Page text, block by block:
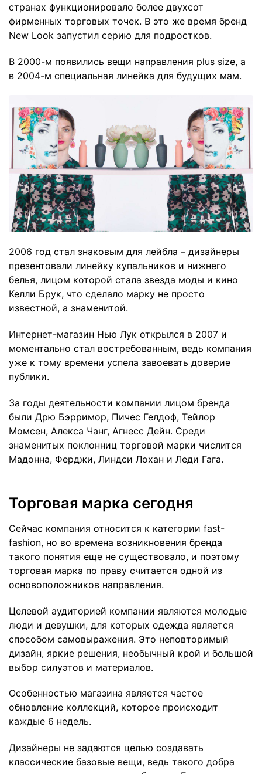
странах функционировало более двухсот
фирменных торговых точек. В это же время бренд
New Look запустил серию для подростков.
В 2000-м появились вещи направления plus size, а
в 2004-м специальная линейка для будущих мам.
2006 год стал знаковым для лейбла – дизайнеры
презентовали линейку купальников и нижнего
белья, лицом которой стала звезда моды и кино
Келли Брук, что сделало марку не просто
известной, а знаменитой.
Интернет-магазин Нью Лук открылся в 2007 и
моментально стал востребованным, ведь компания
уже к тому времени успела завоевать доверие
публики.
За годы деятельности компании лицом бренда
были Дрю Бэрримор, Пичес Гелдоф, Тейлор
Момсен, Алекса Чанг, Агнесс Дейн. Среди
знаменитых поклонниц торговой марки числится
Мадонна, Ферджи, Линдси Лохан и Леди Гага.
Торговая марка сегодня
Сейчас компания относится к категории fast-
fashion, но во времена возникновения бренда
такого понятия еще не существовало, и поэтому
торговая марка по праву считается одной из
основоположников направления.
Целевой аудиторией компании являются молодые
люди и девушки, для которых одежда является
способом самовыражения. Это неповторимый
дизайн, яркие решения, необычный крой и большой
выбор силуэтов и материалов.
Особенностью магазина является частое
обновление коллекций, которое происходит
каждые 6 недель.
Дизайнеры не задаются целью создавать
классические базовые вещи, ведь такого добра